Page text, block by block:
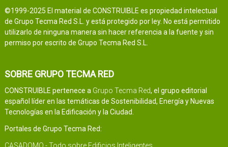
©1999-2025 El material de CONSTRUIBLE es propiedad intelectual
de Grupo Tecma Red S.L. y está protegido por ley. No está permitido
utilizarlo de ninguna manera sin hacer referencia a la fuente y sin
permiso por escrito de Grupo Tecma Red S.L.
SOBRE GRUPO TECMA RED
CONSTRUIBLE pertenece a Grupo Tecma Red, el grupo editorial
español líder en las temáticas de Sostenibilidad, Energía y Nuevas
Tecnologías en la Edificación y la Ciudad.
Portales de Grupo Tecma Red:
CASADOMO - Todo sobre Edificios Inteligentes